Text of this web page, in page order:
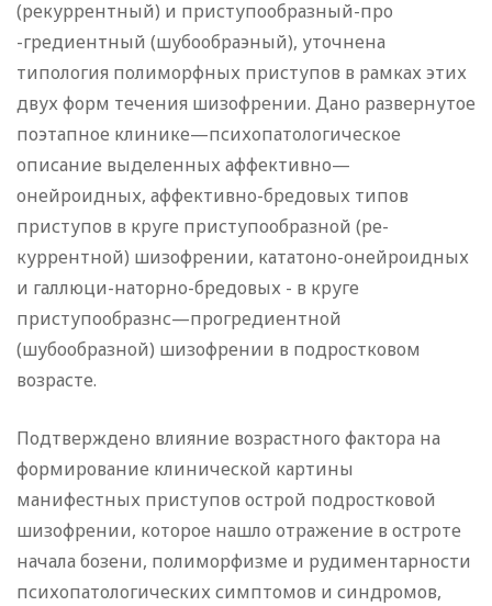
(рекуррентный) и приступообразный-про
-гредиентный (шубообраэный), уточнена
типология полиморф­ных приступов в рамках этих
двух форм течения шизофре­нии. Дано развернутое
поэтапное клинике—психопатологичес­кое
описание выделенных аффективно—
онейроидных, аффектив­но-бредовых типов
приступов в круге приступообразной (ре­
куррентной) шизофрении, кататоно-онейроидных
и галлюци-наторно-бредовых - в круге
приступообразнс—прогредиентной
(шубообразной) шизофрении в подростковом
возрасте.
Подтверждено влияние возрастного фактора на
формиро­вание клинической картины
манифестных приступов острой подростковой
шизофрении, которое нашло отражение в остро­те
начала бозени, полиморфизме и рудиментарности
психо­патологических симптомов и синдромов,